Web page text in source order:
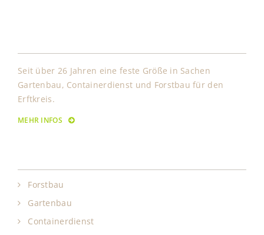
Seit über 26 Jahren eine feste Größe in Sachen
Gartenbau, Containerdienst und Forstbau für den
Erftkreis.
MEHR INFOS
Forstbau
Gartenbau
Containerdienst